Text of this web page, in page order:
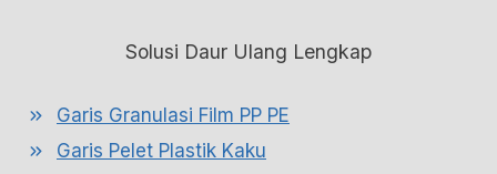
Solusi Daur Ulang Lengkap
Garis Granulasi Film PP PE
Garis Pelet Plastik Kaku